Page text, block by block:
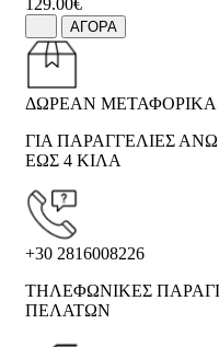
129.00€
ΑΓΟΡΑ
ΔΩΡΕΑΝ ΜΕΤΑΦΟΡΙΚΑ
ΓΙΑ ΠΑΡΑΓΓΕΛΙΕΣ
ΕΩΣ 4 ΚΙΛΑ
+30 2816008226
ΤΗΛΕΦΩΝΙΚΕΣ
ΠΕΛΑΤΩΝ